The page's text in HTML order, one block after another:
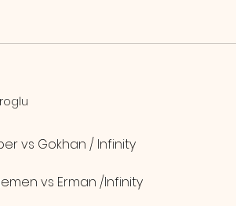
vs Gokhan / Infinity
vs Erman /Infinity